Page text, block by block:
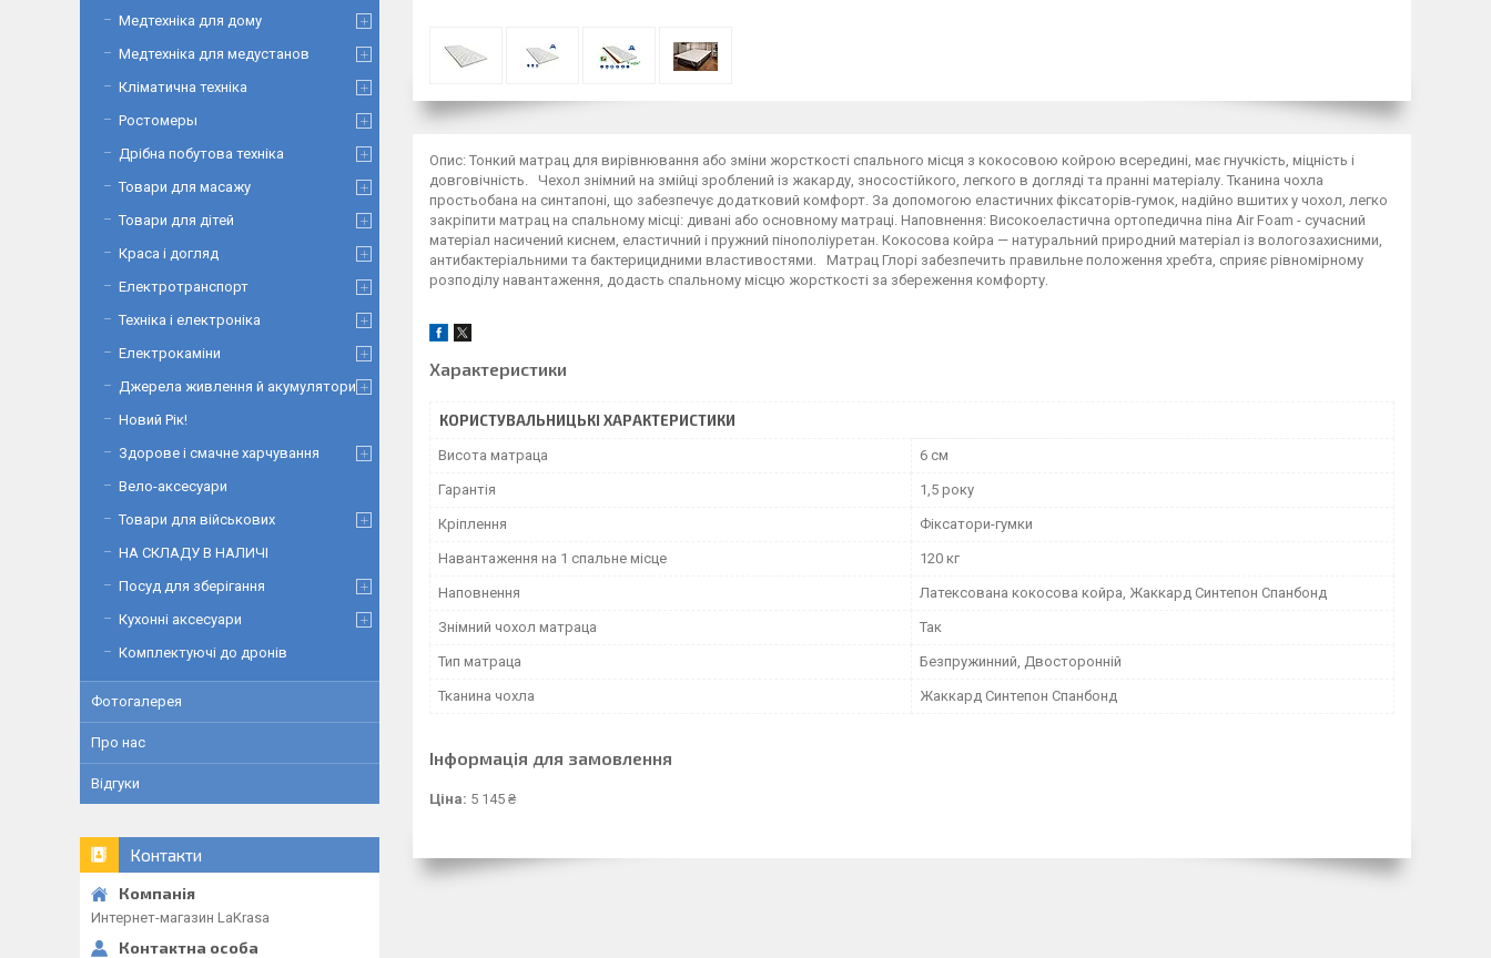
Опис: Тонкий матрац для вирівнювання або зміни жорсткості спального місця з кокосовою койрою всередині, має гнучкість, міцність і
довговічність. Чехол знімний на змійці зроблений із жакарду, зносостійкого, легкого в догляді та пранні матеріалу. Тканина чохла
простьобана на синтапоні, що забезпечує додатковий комфорт. За допомогою еластичних фіксаторів-гумок, надійно вшитих у чохол, легко
закріпити матрац на спальному місці: дивані або основному матраці. Наповнення: Високоеластична ортопедична піна Air Foam - сучасний
матеріал насичений киснем, еластичний і пружний пінополіуретан. Кокосова койра — натуральний природний матеріал із вологозахисними,
антибактеріальними та бактерицидними властивостями. Матрац Глорі забезпечить правильне положення хребта, сприяє рівномірному
розподілу навантаження, додасть спальному місцю жорсткості за збереження комфорту.
Характеристики
КОРИСТУВАЛЬНИЦЬКІ ХАРАКТЕРИСТИКИ
Висота матраца 6 см
Гарантія 1,5 року
Кріплення Фіксатори-гумки
Навантаження на 1 спальне місце 120 кг
Наповнення Латексована кокосова койра, Жаккард Синтепон Спанбонд
Знімний чохол матраца Так
Тип матраца Безпружинний, Двосторонній
Тканина чохла Жаккард Синтепон Спанбонд
Інформація для замовлення
Ціна: 5 145 ₴
Медтехніка для дому
Медтехніка для медустанов
Кліматична техніка
Ростомеры
Дрібна побутова техніка
Товари для масажу
Товари для дітей
Краса і догляд
Електротранспорт
Техніка і електроніка
Електрокаміни
Джерела живлення й акумулятори
Новий Рік!
Здорове і смачне харчування
Вело-аксесуари
Товари для військових
НА СКЛАДУ В НАЛИЧІ
Посуд для зберігання
Кухонні аксесуари
Комплектуючі до дронів
Фотогалерея
Про нас
Відгуки
Контакти
Интернет-магазин LaKrasa